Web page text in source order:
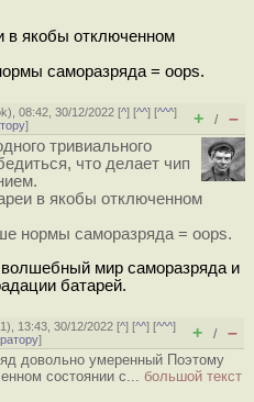
в якобы отключенном
саморазряда = oops.
), 08:42, 30/12/2022 [^] [^^] [^^^]
] + / –
тривиального
что делает чип
в якобы отключенном
нормы саморазряда = oops.
мир саморазряда и
батарей.
), 13:43, 30/12/2022 [^] [^^] [^^^]
] + / –
довольно умеренный Поэтому
состоянии с... большой текст